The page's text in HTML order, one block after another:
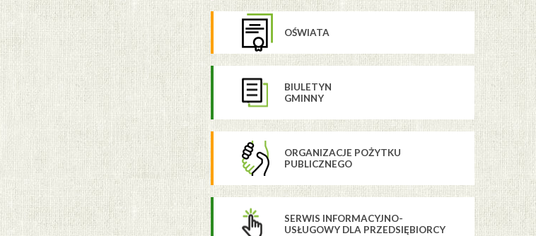
OŚWIATA
BIULETYN
GMINNY
ORGANIZACJE POŻYTKU
PUBLICZNEGO
SERWIS INFORMACYJNO-
USŁUGOWY DLA PRZEDSIĘBIORCY